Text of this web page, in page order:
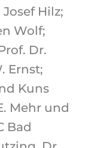
Hilz;
Wolf;
Dr.
Ernst;
Kuns
Mehr und
Bad